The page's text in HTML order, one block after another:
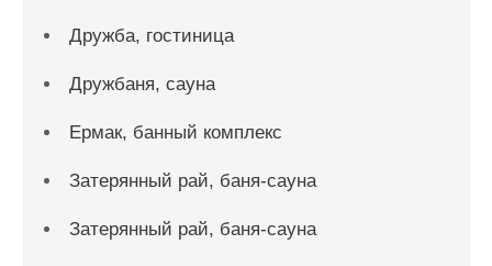
Дружба, гостиница
Дружбаня, сауна
Ермак, банный комплекс
Затерянный рай, баня-сауна
Затерянный рай, баня-сауна